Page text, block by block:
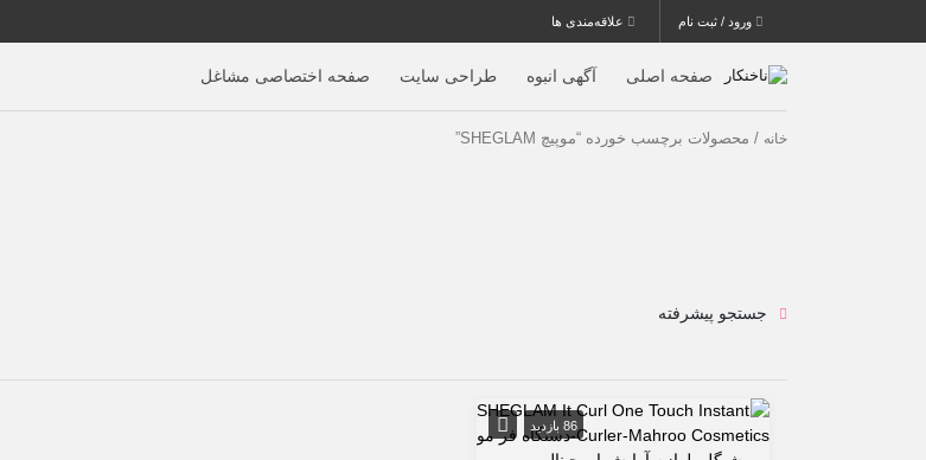
ورود / ثبت نام علاقه‌مندی ها
صفحه اصلی آگهی انبوه طراحی سایت صفحه اختصاصی مشاغل
خانه / محصولات برچسب خورده “موپیچ SHEGLAM”
جستجو پیشرفته
86 بازدید